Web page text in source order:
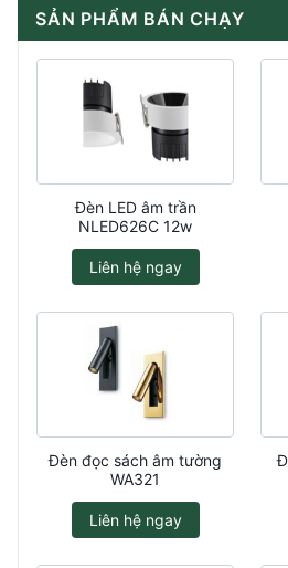
SẢN PHẨM BÁN CHẠY
Đèn LED âm trần
NLED626C 12w
Liên hệ ngay
Đèn đọc sách âm tường
WA321
Liên hệ ngay